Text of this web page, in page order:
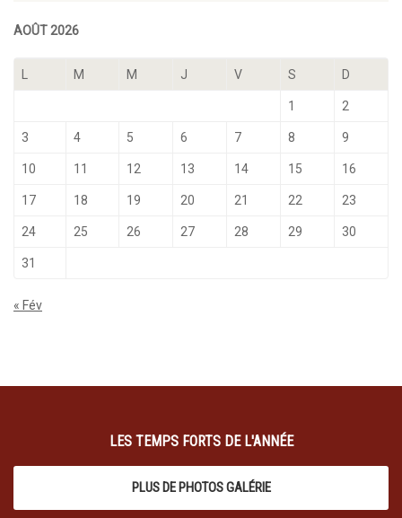
AOÛT 2026
M M J V S D
1 2
3 4 5 6 7 8 9
10 11 12 13 14 15 16
17 18 19 20 21 22 23
24 25 26 27 28 29 30
31
« Fév
LES TEMPS FORTS DE L'ANNÉE
PLUS DE PHOTOS GALÉRIE